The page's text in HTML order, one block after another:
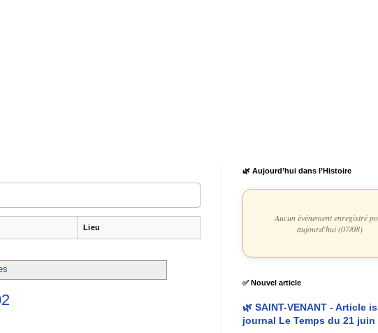
Lieu
🌿 Aujourd’hui dans l’Histoire
Aucun événement enregistré
aujourd'hui (07/08)
✅ Nouvel article
🌿 SAINT-VENANT - Article
journal Le Temps du 21 juin